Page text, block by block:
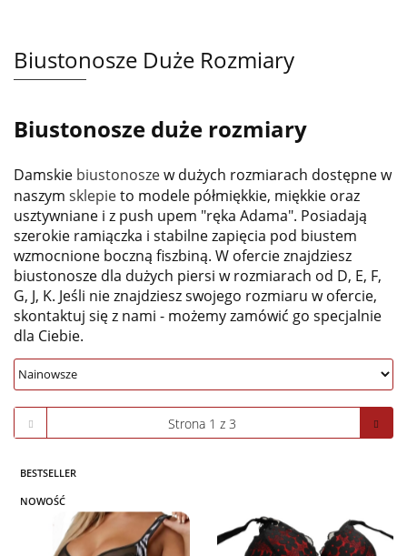
Biustonosze Duże Rozmiary
Biustonosze duże rozmiary
Damskie biustonoszew dużych rozmiarach dostępne w
naszym sklepieto modele półmiękkie, miękkie oraz
usztywniane i z push upem "ręka Adama". Posiadają
szerokie ramiączka i stabilne zapięcia pod biustem
wzmocnione boczną fiszbiną. W ofercie znajdziesz
biustonosze dla dużych piersi w rozmiarach od D, E, F,
G, J, K. Jeśli nie znajdziesz swojego rozmiaru w ofercie,
skontaktuj się z nami - możemy zamówić go specjalnie
dla Ciebie.
BESTSELLER
NOWOŚĆ